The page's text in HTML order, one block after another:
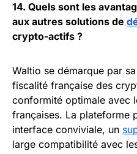
14. Quels sont les
aux autres solutions de
crypto-actifs ?
Waltio se démarque par
fiscalité française des
conformité optimale avec
françaises. La plateforme
interface conviviale, un
large compatibilité avec